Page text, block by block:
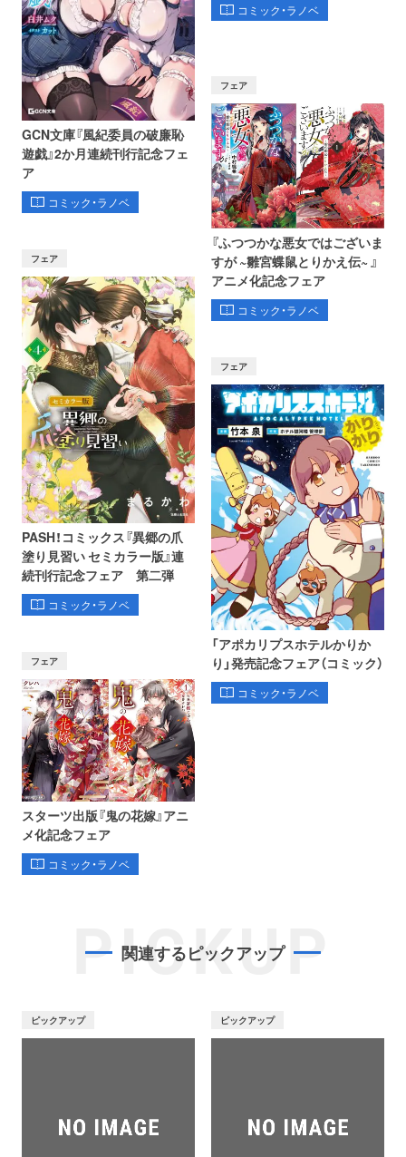
GCN文庫『風紀委員の破廉恥
遊戯』2か月連続刊行記念フェ
ア
コミック・ラノベ
コミック・ラノベ
フェア
PASH！コミックス『異郷の爪
塗り見習い セミカラー版』連
続刊行記念フェア 第二弾
コミック・ラノベ
フェア
『ふつつかな悪女ではございま
すが ~雛宮蝶鼠とりかえ伝~ 』
アニメ化記念フェア
コミック・ラノベ
フェア
スターツ出版『鬼の花嫁』アニ
メ化記念フェア
コミック・ラノベ
フェア
「アポカリプスホテルかりか
り」発売記念フェア（コミック）
コミック・ラノベ
PICKUP
関連するピックアップ
ピックアップ ピックアップ